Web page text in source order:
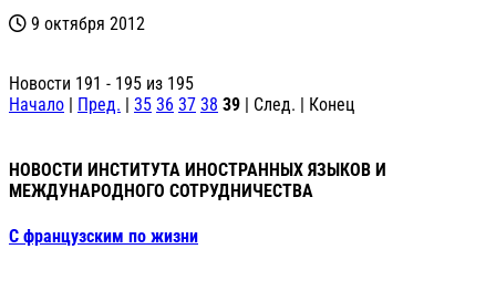
9 октября 2012
Новости 191 - 195 из 195
Начало | Пред. | 35 36 37 38 39 | След. | Конец
НОВОСТИ ИНСТИТУТА ИНОСТРАННЫХ ЯЗЫКОВ И
МЕЖДУНАРОДНОГО СОТРУДНИЧЕСТВА
С французским по жизни